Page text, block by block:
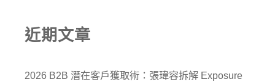
近期文章
2026 B2B 潛在客戶獲取術：張瑋容拆解 Exposure